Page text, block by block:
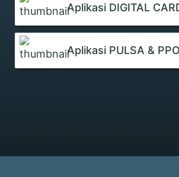
Aplikasi DIGITAL
Aplikasi PULSA &